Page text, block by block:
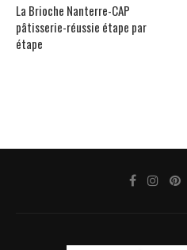
La Brioche Nanterre-CAP
pâtisserie-réussie étape par
étape